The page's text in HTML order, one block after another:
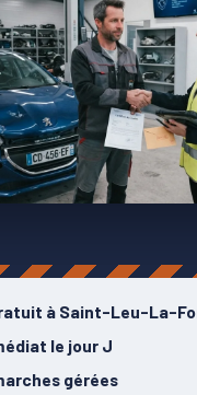
à Saint-Leu-La-
le jour J
gérées